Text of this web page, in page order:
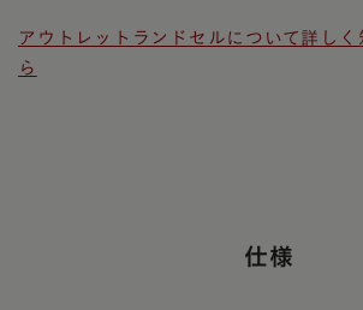
アウトレットランドセルについて詳しく
ら
仕様